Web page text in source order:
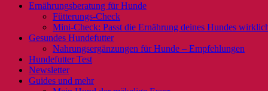
Ernährungsberatung für Hunde
Fütterungs-Check
Mini-Check: Passt die Ernährung deines Hundes
Gesundes Hundefutter
Nahrungsergänzungen für Hunde – Empfehlungen
Hundefutter Test
Newsletter
Guides und mehr